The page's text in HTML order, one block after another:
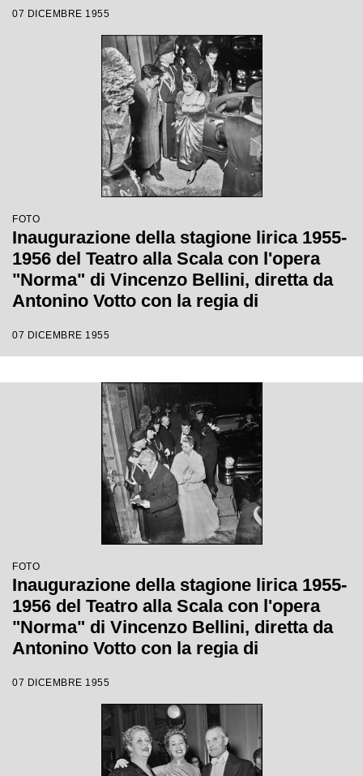
Antonino Votto, con la regia di
Margherita Wallmann
07 DICEMBRE 1955
FOTO
Inaugurazione della stagione lirica 1955-
1956 del Teatro alla Scala con l'opera
"Norma" di Vincenzo Bellini, diretta da
Antonino Votto con la regia di
07 DICEMBRE 1955
FOTO
Inaugurazione della stagione lirica 1955-
1956 del Teatro alla Scala con l'opera
"Norma" di Vincenzo Bellini, diretta da
Antonino Votto con la regia di
07 DICEMBRE 1955